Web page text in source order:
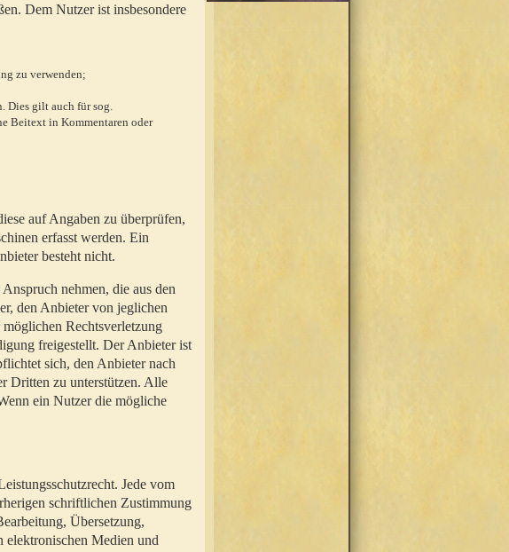
Dem Nutzer ist insbesondere
zu verwenden;
Dies gilt auch für sog.
Beitext in Kommentaren oder
auf Angaben zu überprüfen,
erfasst werden. Ein
besteht nicht.
nehmen, die aus den
den Anbieter von jeglichen
Rechtsverletzung
freigestellt. Der Anbieter ist
sich, den Anbieter nach
Dritten zu unterstützen. Alle
ein Nutzer die mögliche
Jede vom
schriftlichen Zustimmung
Übersetzung,
elektronischen Medien und